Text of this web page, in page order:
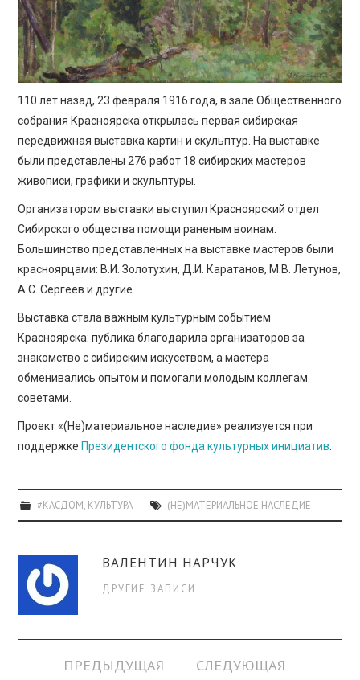
110 лет назад, 23 февраля 1916 года, в зале Общественного
собрания Красноярска открылась первая сибирская
передвижная выставка картин и скульптур. На выставке
были представлены 276 работ 18 сибирских мастеров
живописи, графики и скульптуры.
Организатором выставки выступил Красноярский отдел
Сибирского общества помощи раненым воинам.
Большинство представленных на выставке мастеров были
красноярцами: В.И. Золотухин, Д.И. Каратанов, М.В. Летунов,
А.С. Сергеев и другие.
Выставка стала важным культурным событием
Красноярска: публика благодарила организаторов за
знакомство с сибирским искусством, а мастера
обменивались опытом и помогали молодым коллегам
советами.
Проект «(Не)материальное наследие» реализуется при
поддержке Президентского фонда культурных инициатив.
#КАСДОМ, КУЛЬТУРА (НЕ)МАТЕРИАЛЬНОЕ НАСЛЕДИЕ
ВАЛЕНТИН НАРЧУК
ДРУГИЕ ЗАПИСИ
Навигация
ПРЕДЫДУЩАЯ
СЛЕДУЮЩАЯ